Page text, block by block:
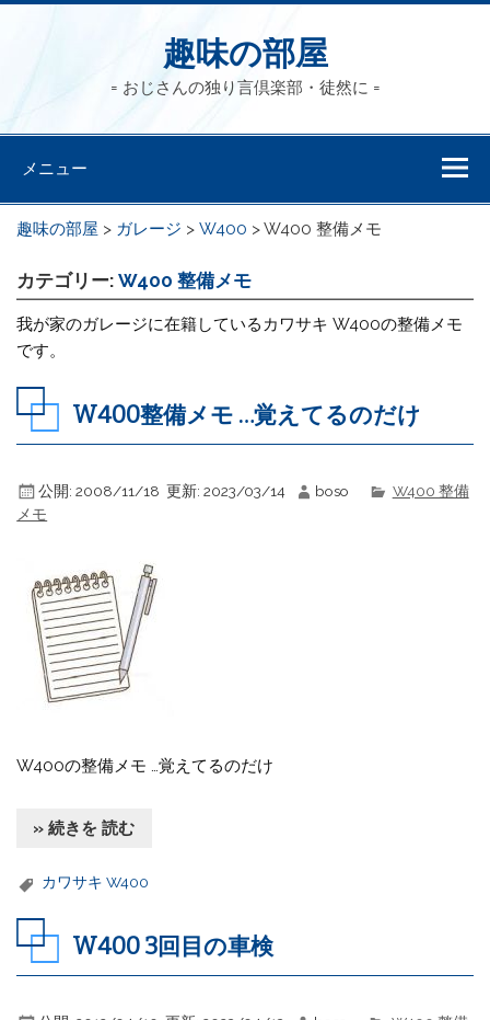
趣味の部屋
= おじさんの独り言倶楽部・徒然に =
メニュー
趣味の部屋 > ガレージ >W400 >W400 整備メモ
カテゴリー:W400 整備メモ
我が家のガレージに在籍しているカワサキ W400の整備メモ
です。
W400整備メモ …覚えてるのだけ
公開: 2008/11/18 更新: 2023/03/14 boso
W400 整備
メモ
W400の整備メモ …覚えてるのだけ
» 続きを 読む
カワサキ W400
W400 3回目の車検